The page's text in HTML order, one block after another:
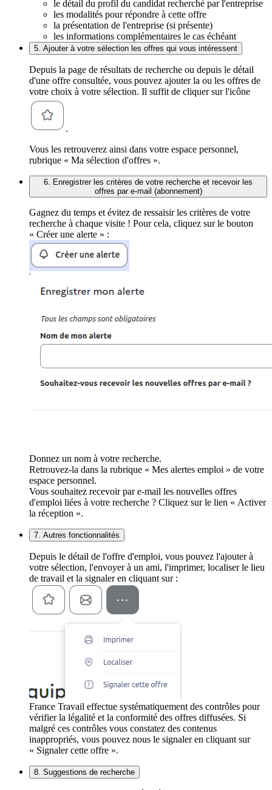
le détail du profil du candidat recherché par l'entreprise
les modalités pour répondre à cette offre
la présentation de l'entreprise (si présente)
les informations complémentaires le cas échéant
5. Ajouter à votre sélection les offres qui vous intéressent
Depuis la page de résultats de recherche ou depuis le détail
d'une offre consultée, vous pouvez ajouter la ou les offres de
votre choix à votre sélection. Il suffit de cliquer sur l'icône
.
Vous les retrouverez ainsi dans votre espace personnel,
rubrique « Ma sélection d'offres ».
6. Enregistrer les critères de votre recherche et recevoir les
offres par e-mail (abonnement)
Gagnez du temps et évitez de ressaisir les critères de votre
recherche à chaque visite ! Pour cela, cliquez sur le bouton
« Créer une alerte » :
Donnez un nom à votre recherche.
Retrouvez-la dans la rubrique « Mes alertes emploi » de votre
espace personnel.
Vous souhaitez recevoir par e-mail les nouvelles offres
d'emploi liées à votre recherche ? Cliquez sur le lien « Activer
la réception ».
7. Autres fonctionnalités
Depuis le détail de l'offre d'emploi, vous pouvez l'ajouter à
votre sélection, l'envoyer à un ami, l'imprimer, localiser le lieu
de travail et la signaler en cliquant sur :
France Travail effectue systématiquement des contrôles pour
vérifier la légalité et la conformité des offres diffusées. Si
malgré ces contrôles vous constatez des contenus
inappropriés, vous pouvez nous le signaler en cliquant sur
« Signaler cette offre ».
8. Suggestions de recherche